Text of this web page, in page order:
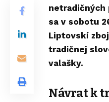
netradičných
sa v sobotu
Liptovskí
tradičnej
valašky.
Návrat k